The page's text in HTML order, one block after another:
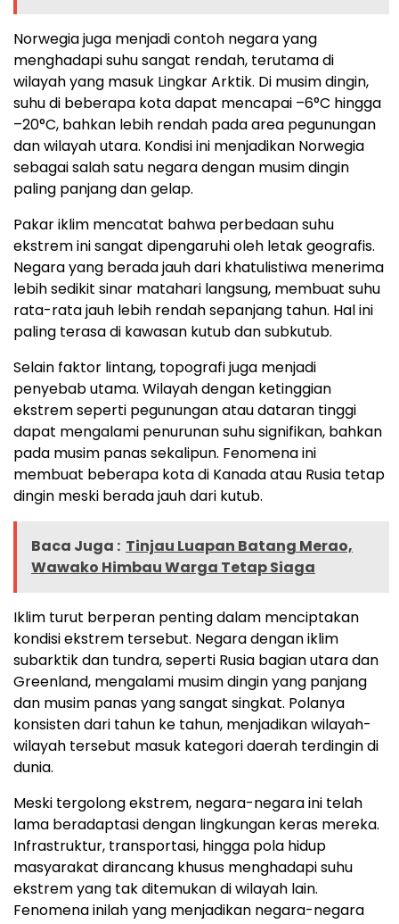
Norwegia juga menjadi contoh negara yang
menghadapi suhu sangat rendah, terutama di
wilayah yang masuk Lingkar Arktik. Di musim dingin,
suhu di beberapa kota dapat mencapai –6°C hingga
–20°C, bahkan lebih rendah pada area pegunungan
dan wilayah utara. Kondisi ini menjadikan Norwegia
sebagai salah satu negara dengan musim dingin
paling panjang dan gelap.
Pakar iklim mencatat bahwa perbedaan suhu
ekstrem ini sangat dipengaruhi oleh letak geografis.
Negara yang berada jauh dari khatulistiwa menerima
lebih sedikit sinar matahari langsung, membuat suhu
rata-rata jauh lebih rendah sepanjang tahun. Hal ini
paling terasa di kawasan kutub dan subkutub.
Selain faktor lintang, topografi juga menjadi
penyebab utama. Wilayah dengan ketinggian
ekstrem seperti pegunungan atau dataran tinggi
dapat mengalami penurunan suhu signifikan, bahkan
pada musim panas sekalipun. Fenomena ini
membuat beberapa kota di Kanada atau Rusia tetap
dingin meski berada jauh dari kutub.
Baca Juga : Tinjau Luapan Batang Merao,
Wawako Himbau Warga Tetap Siaga
Iklim turut berperan penting dalam menciptakan
kondisi ekstrem tersebut. Negara dengan iklim
subarktik dan tundra, seperti Rusia bagian utara dan
Greenland, mengalami musim dingin yang panjang
dan musim panas yang sangat singkat. Polanya
konsisten dari tahun ke tahun, menjadikan wilayah-
wilayah tersebut masuk kategori daerah terdingin di
dunia.
Meski tergolong ekstrem, negara-negara ini telah
lama beradaptasi dengan lingkungan keras mereka.
Infrastruktur, transportasi, hingga pola hidup
masyarakat dirancang khusus menghadapi suhu
ekstrem yang tak ditemukan di wilayah lain.
Fenomena inilah yang menjadikan negara-negara